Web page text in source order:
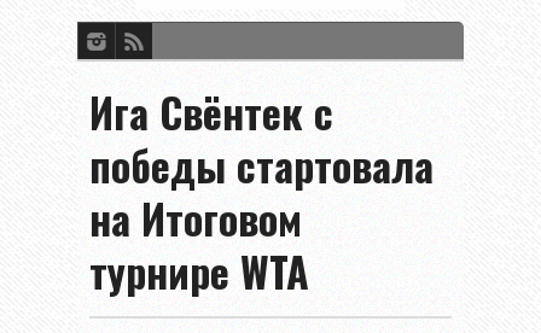
Ига Свёнтек с
победы стартовала
на Итоговом
турнире WTA